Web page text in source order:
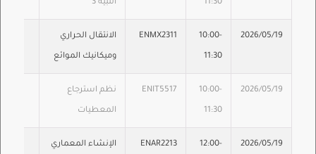
11:30 اللبية 3
2026/05/19
10:00-
11:30
ENMX2311 الانتقال الحراري
وميكانيك الموائع
2026/05/19
10:00-
11:30
ENIT5517 نظم استرجاع
المعطيات
2026/05/19
12:00-
ENAR2213 الإنشاء المعماري